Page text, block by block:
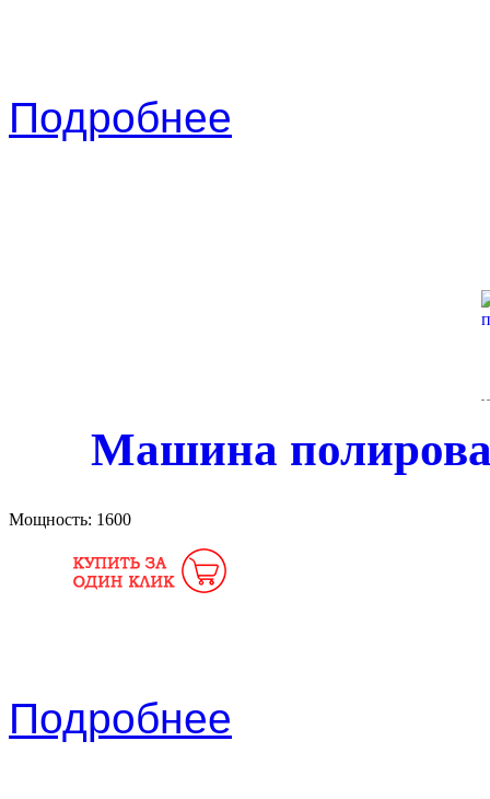
Подробнее
Машина
Мощность: 1600
Подробнее